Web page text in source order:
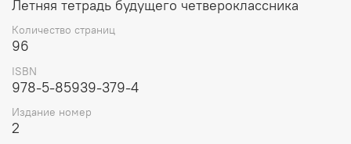
Летняя тетрадь будущего четвероклассника
Количество страниц
96
ISBN
978-5-85939-379-4
Издание номер
2